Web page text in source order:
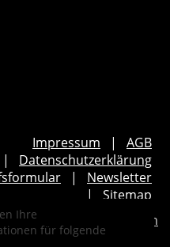
Impressum
AGB
Datenschutzerklärung
Newsletter
Sitemap
Cookie Einstellungen
Ihre
für folgende